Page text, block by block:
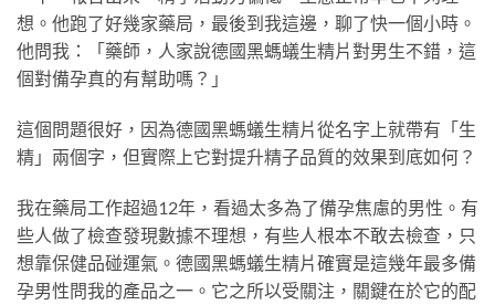
想。他跑了好幾家藥局，最後到我這邊，聊了快一個小時。
他問我：「藥師，人家說德國黑螞蟻生精片對男生不錯，這
個對備孕真的有幫助嗎？」
這個問題很好，因為德國黑螞蟻生精片從名字上就帶有「生
精」兩個字，但實際上它對提升精子品質的效果到底如何？
我在藥局工作超過12年，看過太多為了備孕焦慮的男性。有
些人做了檢查發現數據不理想，有些人根本不敢去檢查，只
想靠保健品碰運氣。德國黑螞蟻生精片確實是這幾年最多備
孕男性問我的產品之一。它之所以受關注，關鍵在於它的配